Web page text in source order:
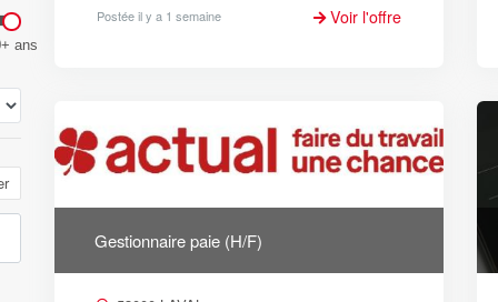
ans
bienveillant ? Cette opp...
Postée il y a 1 semaine Voir l'offre
Gestionnaire paie (H/F)